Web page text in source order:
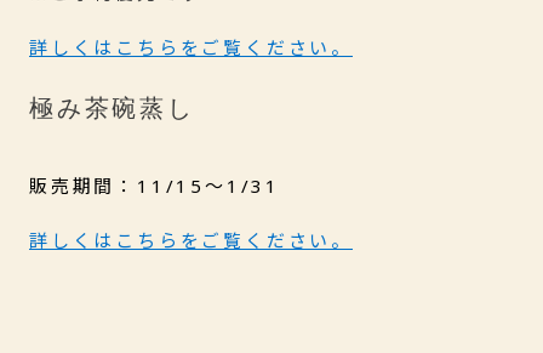
詳しくはこちらをご覧ください。
極み茶碗蒸し
販売期間：11/15〜1/31
詳しくはこちらをご覧ください。